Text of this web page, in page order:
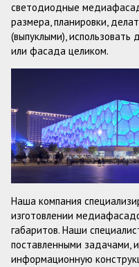
светодиодные
размера, планировки,
(выпуклыми),
или фасада целиком.
Наша компания
изготовлении
габаритов. Наши
поставленными задачами,
информационную